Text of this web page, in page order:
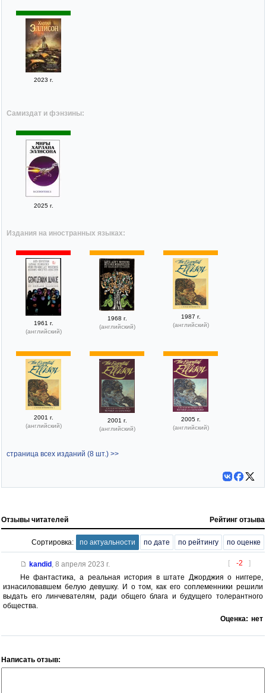
2023 г.
Самиздат и фэнзины:
2025 г.
Издания на иностранных языках:
1961 г.
(английский)
1968 г.
(английский)
1987 г.
(английский)
2001 г.
(английский)
2001 г.
(английский)
2005 г.
(английский)
страница всех изданий (8 шт.) >>
Отзывы читателей Рейтинг отзыва
Сортировка: по актуальности по дате по рейтингу по оценке
[ -2 ]
kandid, 8 апреля 2023 г.
Не фантастика, а реальная история в штате Джорджия о ниггере,
изнасиловавшем белую девушку. И о том, как его соплеменники решили
выдать его линчевателям, ради общего блага и будущего толерантного
общества.
Оценка: нет
Написать отзыв: